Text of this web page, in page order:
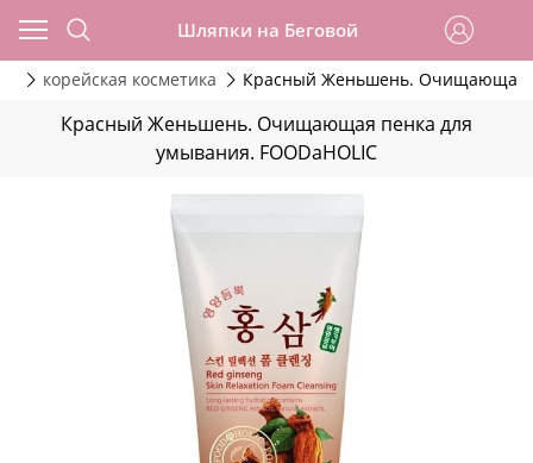
Шляпки на Беговой
корейская косметика Красный Женьшень. Очищающая
Красный Женьшень. Очищающая пенка для
умывания. FOODaHOLIC